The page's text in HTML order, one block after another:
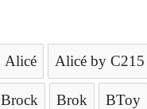
Alicé Alicé by C215
Brock Brok BToy